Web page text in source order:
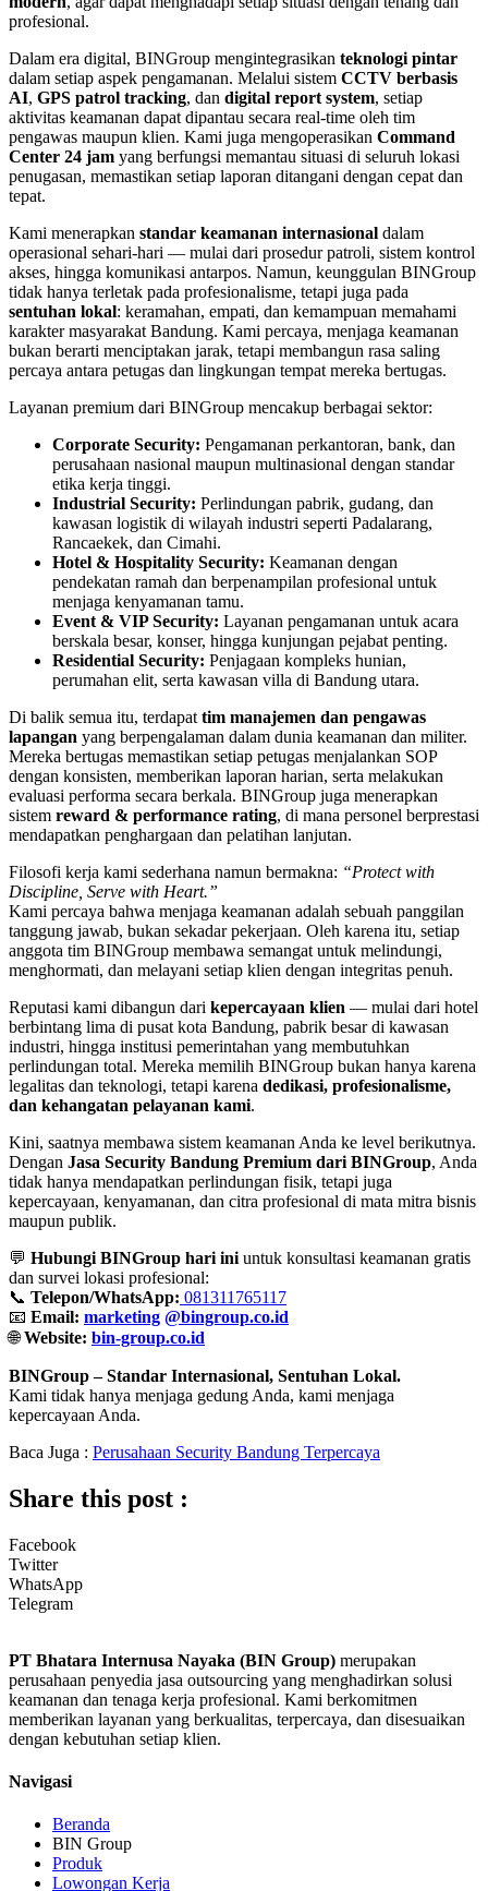
profesional.
Dalam era digital, BINGroup mengintegrasikan teknologi pintar
dalam setiap aspek pengamanan. Melalui sistem CCTV berbasis
AI, GPS patrol tracking, dan digital report system, setiap
aktivitas keamanan dapat dipantau secara real-time oleh tim
pengawas maupun klien. Kami juga mengoperasikan Command
Center 24 jam yang berfungsi memantau situasi di seluruh lokasi
penugasan, memastikan setiap laporan ditangani dengan cepat dan
tepat.
Kami menerapkan standar keamanan internasional dalam
operasional sehari-hari — mulai dari prosedur patroli, sistem kontrol
akses, hingga komunikasi antarpos. Namun, keunggulan BINGroup
tidak hanya terletak pada profesionalisme, tetapi juga pada
sentuhan lokal: keramahan, empati, dan kemampuan memahami
karakter masyarakat Bandung. Kami percaya, menjaga keamanan
bukan berarti menciptakan jarak, tetapi membangun rasa saling
percaya antara petugas dan lingkungan tempat mereka bertugas.
Layanan premium dari BINGroup mencakup berbagai sektor:
Corporate Security: Pengamanan perkantoran, bank, dan
perusahaan nasional maupun multinasional dengan standar
etika kerja tinggi.
Industrial Security: Perlindungan pabrik, gudang, dan
kawasan logistik di wilayah industri seperti Padalarang,
Rancaekek, dan Cimahi.
Hotel & Hospitality Security: Keamanan dengan
pendekatan ramah dan berpenampilan profesional untuk
menjaga kenyamanan tamu.
Event & VIP Security: Layanan pengamanan untuk acara
berskala besar, konser, hingga kunjungan pejabat penting.
Residential Security: Penjagaan kompleks hunian,
perumahan elit, serta kawasan villa di Bandung utara.
Di balik semua itu, terdapat tim manajemen dan pengawas
lapangan yang berpengalaman dalam dunia keamanan dan militer.
Mereka bertugas memastikan setiap petugas menjalankan SOP
dengan konsisten, memberikan laporan harian, serta melakukan
evaluasi performa secara berkala. BINGroup juga menerapkan
sistem reward & performance rating, di mana personel berprestasi
mendapatkan penghargaan dan pelatihan lanjutan.
Filosofi kerja kami sederhana namun bermakna: “Protect with
Discipline, Serve with Heart.”
Kami percaya bahwa menjaga keamanan adalah sebuah panggilan
tanggung jawab, bukan sekadar pekerjaan. Oleh karena itu, setiap
anggota tim BINGroup membawa semangat untuk melindungi,
menghormati, dan melayani setiap klien dengan integritas penuh.
Reputasi kami dibangun dari kepercayaan klien — mulai dari hotel
berbintang lima di pusat kota Bandung, pabrik besar di kawasan
industri, hingga institusi pemerintahan yang membutuhkan
perlindungan total. Mereka memilih BINGroup bukan hanya karena
legalitas dan teknologi, tetapi karena dedikasi, profesionalisme,
dan kehangatan pelayanan kami.
Kini, saatnya membawa sistem keamanan Anda ke level berikutnya.
Dengan Jasa Security Bandung Premium dari BINGroup, Anda
tidak hanya mendapatkan perlindungan fisik, tetapi juga
kepercayaan, kenyamanan, dan citra profesional di mata mitra bisnis
maupun publik.
💬 Hubungi BINGroup hari ini untuk konsultasi keamanan gratis
dan survei lokasi profesional:
📞 Telepon/WhatsApp: 081311765117
📧 Email: marketing @bingroup.co.id
🌐Website: bin-group.co.id
BINGroup – Standar Internasional, Sentuhan Lokal.
Kami tidak hanya menjaga gedung Anda, kami menjaga
kepercayaan Anda.
Baca Juga : Perusahaan Security Bandung Terpercaya
Share this post :
Facebook
Twitter
WhatsApp
Telegram
PT Bhatara Internusa Nayaka (BIN Group) merupakan
perusahaan penyedia jasa outsourcing yang menghadirkan solusi
keamanan dan tenaga kerja profesional. Kami berkomitmen
memberikan layanan yang berkualitas, terpercaya, dan disesuaikan
dengan kebutuhan setiap klien.
Navigasi
Beranda
BIN Group
Produk
Lowongan Kerja